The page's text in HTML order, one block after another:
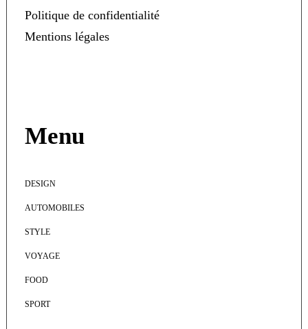
Politique de confidentialité
Mentions légales
Menu
DESIGN
AUTOMOBILES
STYLE
VOYAGE
FOOD
SPORT